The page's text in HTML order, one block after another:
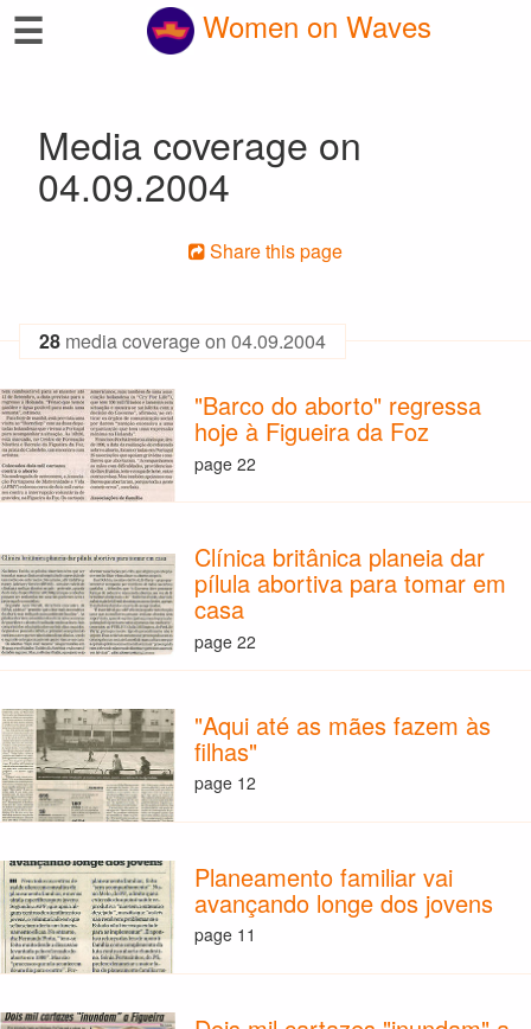
☰ Women on Waves
Media coverage on
04.09.2004
Share this page
28 media coverage on 04.09.2004
"Barco do aborto" regressa
hoje à Figueira da Foz
page 22
Clínica britânica planeia dar
pílula abortiva para tomar em
casa
page 22
"Aqui até as mães fazem às
filhas"
page 12
Planeamento familiar vai
avançando longe dos jovens
page 11